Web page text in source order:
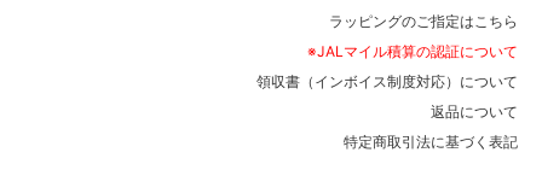
ラッピングのご指定はこちら
※JALマイル積算の認証について
領収書（インボイス制度対応）について
返品について
特定商取引法に基づく表記